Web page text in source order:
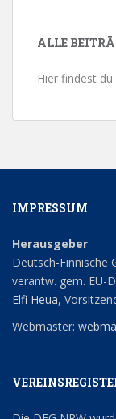
ALLE
Hier findest
IMPRESSUM
Herausgeber
Deutsch-Finnische
verantw. gem. EU-
Elfi Heua,
Webmaster: